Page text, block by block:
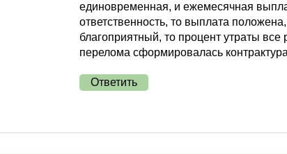
единовременная, и ежемесячная
ответственность, то выплата
благоприятный, то процент утраты
перелома сформировалась
Ответить